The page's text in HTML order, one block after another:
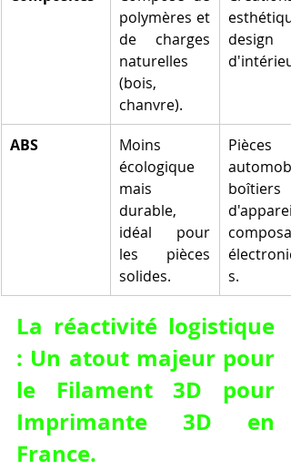
polymères et
de charges
naturelles
(bois,
chanvre).
design
ABS
Moins
écologique
mais
durable,
idéal pour
les pièces
solides.
Pièces
boîtiers
s.
La réactivité logistique
: Un atout majeur pour
le Filament 3D pour
Imprimante 3D en
France.